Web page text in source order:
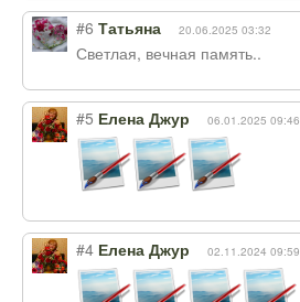
#6 Татьяна 20.06.2025 03:32
Светлая, вечная память..
#5 Елена Джур 06.01.2025 09:46
#4 Елена Джур 02.11.2024 09:59